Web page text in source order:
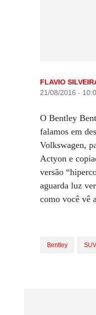
FLAVIO
21/08/2016 -
O Bentley
falamos em
Volkswagen,
Actyon e
versão
aguarda luz
como você vê
Bentley SUV